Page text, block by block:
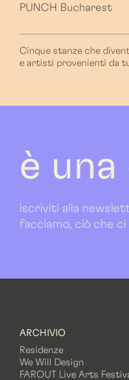
PUNCH Bucharest
Cinque stanze che
e artisti provenienti da
è una
iscriviti alla
facciamo, ciò che
ARCHIVIO
Residenze
We Will Design
FAROUT Live Arts